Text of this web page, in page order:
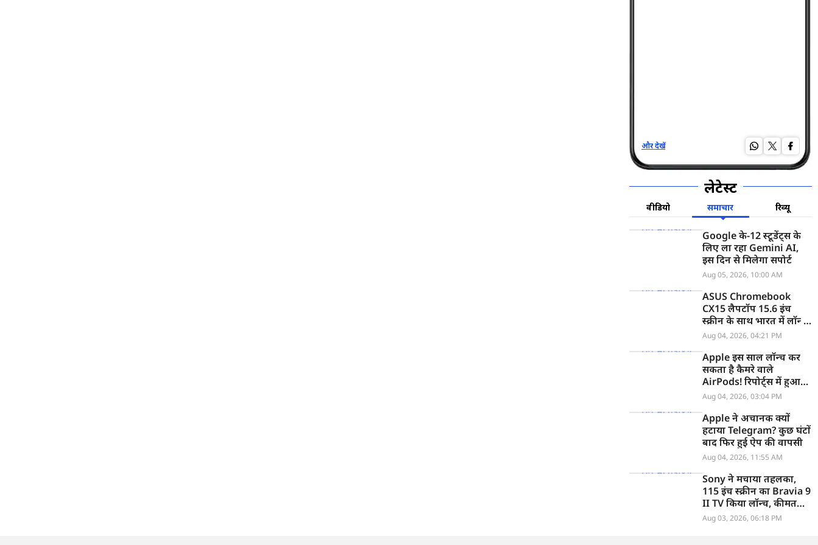
और देखें
लेटेस्ट
वीडियो समाचार रिव्यू
Google के-12 स्टूडेंट्स के
लिए ला रहा Gemini AI,
इस दिन से मिलेगा सपोर्ट
Aug 05, 2026, 10:00 AM
ASUS Chromebook
CX15 लैपटॉप 15.6 इंच
स्क्रीन के साथ भारत में लॉन्च,
जानें कीमत
Aug 04, 2026, 04:21 PM
Apple इस साल लॉन्च कर
सकता है कैमरे वाले
AirPods! रिपोर्ट्स में हुआ
खुलासा
Aug 04, 2026, 03:04 PM
Apple ने अचानक क्यों
हटाया Telegram? कुछ घंटों
बाद फिर हुई ऐप की वापसी
Aug 04, 2026, 11:55 AM
Sony ने मचाया तहलका,
115 इंच स्क्रीन का Bravia 9
II TV किया लॉन्च, कीमत
सुनकर उड़ जाएंगे होश
Aug 03, 2026, 06:18 PM